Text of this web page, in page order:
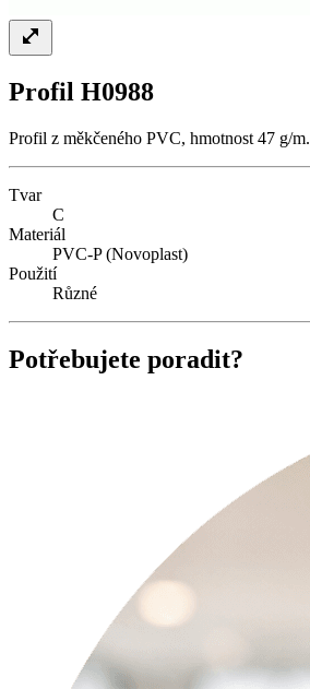
Profil H0988
Profil z měkčeného PVC, hmotnost 47 g/m.
Tvar
C
Materiál
PVC-P (Novoplast)
Použití
Různé
Potřebujete poradit?